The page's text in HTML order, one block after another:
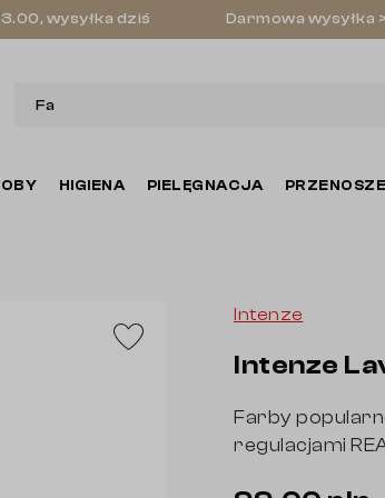
wysyłka dziś Darmowa wysyłka
HIGIENA PIELĘGNACJA
Intenze
Intenze
Farby
regulacjami